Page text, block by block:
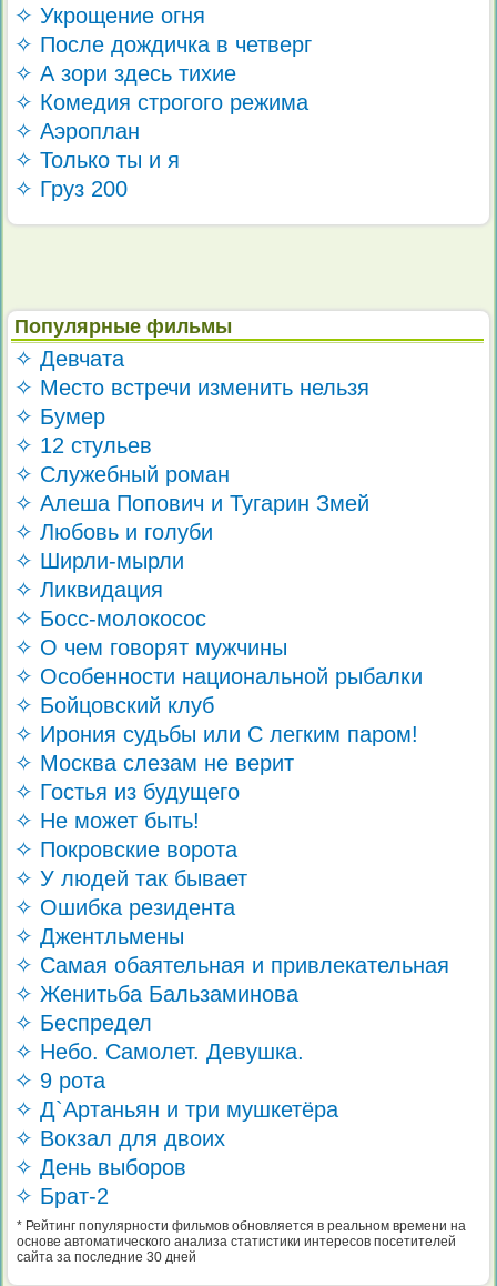
✧ Укрощение огня
✧ После дождичка в четверг
✧ А зори здесь тихие
✧ Комедия строгого режима
✧ Аэроплан
✧ Только ты и я
✧ Груз 200
Популярные фильмы
✧ Девчата
✧ Место встречи изменить нельзя
✧ Бумер
✧ 12 стульев
✧ Служебный роман
✧ Алеша Попович и Тугарин Змей
✧ Любовь и голуби
✧ Ширли-мырли
✧ Ликвидация
✧ Босс-молокосос
✧ О чем говорят мужчины
✧ Особенности национальной рыбалки
✧ Бойцовский клуб
✧ Ирония судьбы или С легким паром!
✧ Москва слезам не верит
✧ Гостья из будущего
✧ Не может быть!
✧ Покровские ворота
✧ У людей так бывает
✧ Ошибка резидента
✧ Джентльмены
✧ Самая обаятельная и привлекательная
✧ Женитьба Бальзаминова
✧ Беспредел
✧ Небо. Самолет. Девушка.
✧ 9 рота
✧ Д`Артаньян и три мушкетёра
✧ Вокзал для двоих
✧ День выборов
✧ Брат-2
* Рейтинг популярности фильмов обновляется в реальном времени на
основе автоматического анализа статистики интересов посетителей
сайта за последние 30 дней